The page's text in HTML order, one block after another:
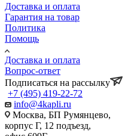
Доставка и оплата
Гарантия на товар
Политика
Помощь
Доставка и оплата
Вопрос-ответ
Подписаться на рассылку
+7 (495) 419-22-72
info@4kapli.ru
Москва, БП Румянцево,
корпус Г, 12 подъезд,